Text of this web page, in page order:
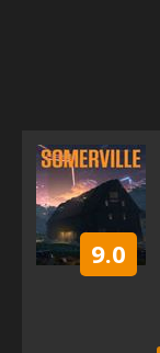
9.0